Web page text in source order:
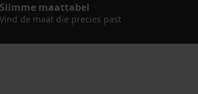
Slimme maattabel
Vind de maat die precies past